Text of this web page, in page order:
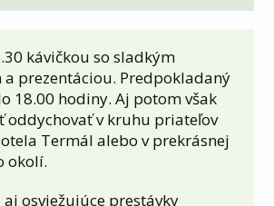
kávičkou so sladkým
a prezentáciou. Predpokladaný
18.00 hodiny. Aj potom však
oddychovať v kruhu priateľov
Termál alebo v prekrásnej
okolí.
osviežujúce prestávky